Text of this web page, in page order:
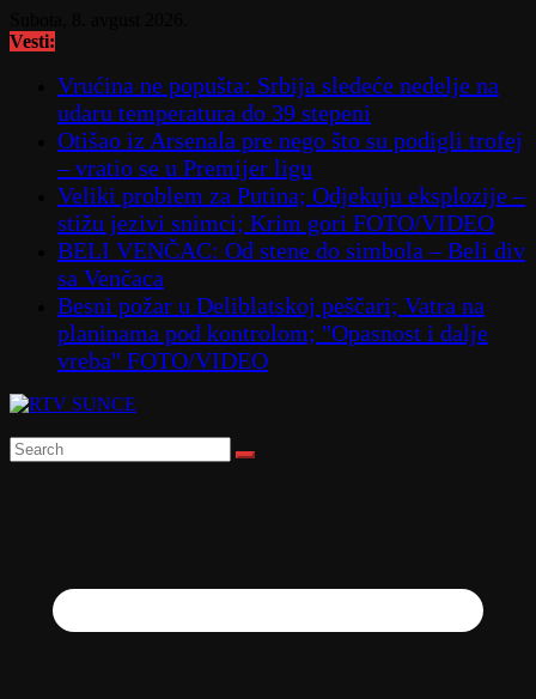
to
Vesti:
Vrućina ne popušta: Srbija sledeće nedelje na
udaru temperatura do 39 stepeni
Otišao iz Arsenala pre nego što su podigli trofej
– vratio se u Premijer ligu
Veliki problem za Putina; Odjekuju eksplozije –
stižu jezivi snimci; Krim gori FOTO/VIDEO
BELI VENČAC: Od stene do simbola – Beli div
sa Venčaca
Besni požar u Deliblatskoj peščari; Vatra na
planinama pod kontrolom; "Opasnost i dalje
vreba" FOTO/VIDEO